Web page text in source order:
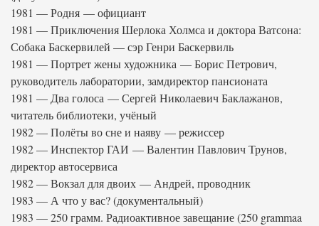
1981 — Родня — официант
1981 — Приключения Шерлока Холмса и доктора Ватсона:
Собака Баскервилей — сэр Генри Баскервиль
1981 — Портрет жены художника — Борис Петрович,
руководитель лаборатории, замдиректор пансионата
1981 — Два голоса — Сергей Николаевич Баклажанов,
читатель библиотеки, учёный
1982 — Полёты во сне и наяву — режиссер
1982 — Инспектор ГАИ — Валентин Павлович Трунов,
директор автосервиса
1982 — Вокзал для двоих — Андрей, проводник
1983 — А что у вас? (документальный)
1983 — 250 грамм. Радиоактивное завещание (250 grammaa